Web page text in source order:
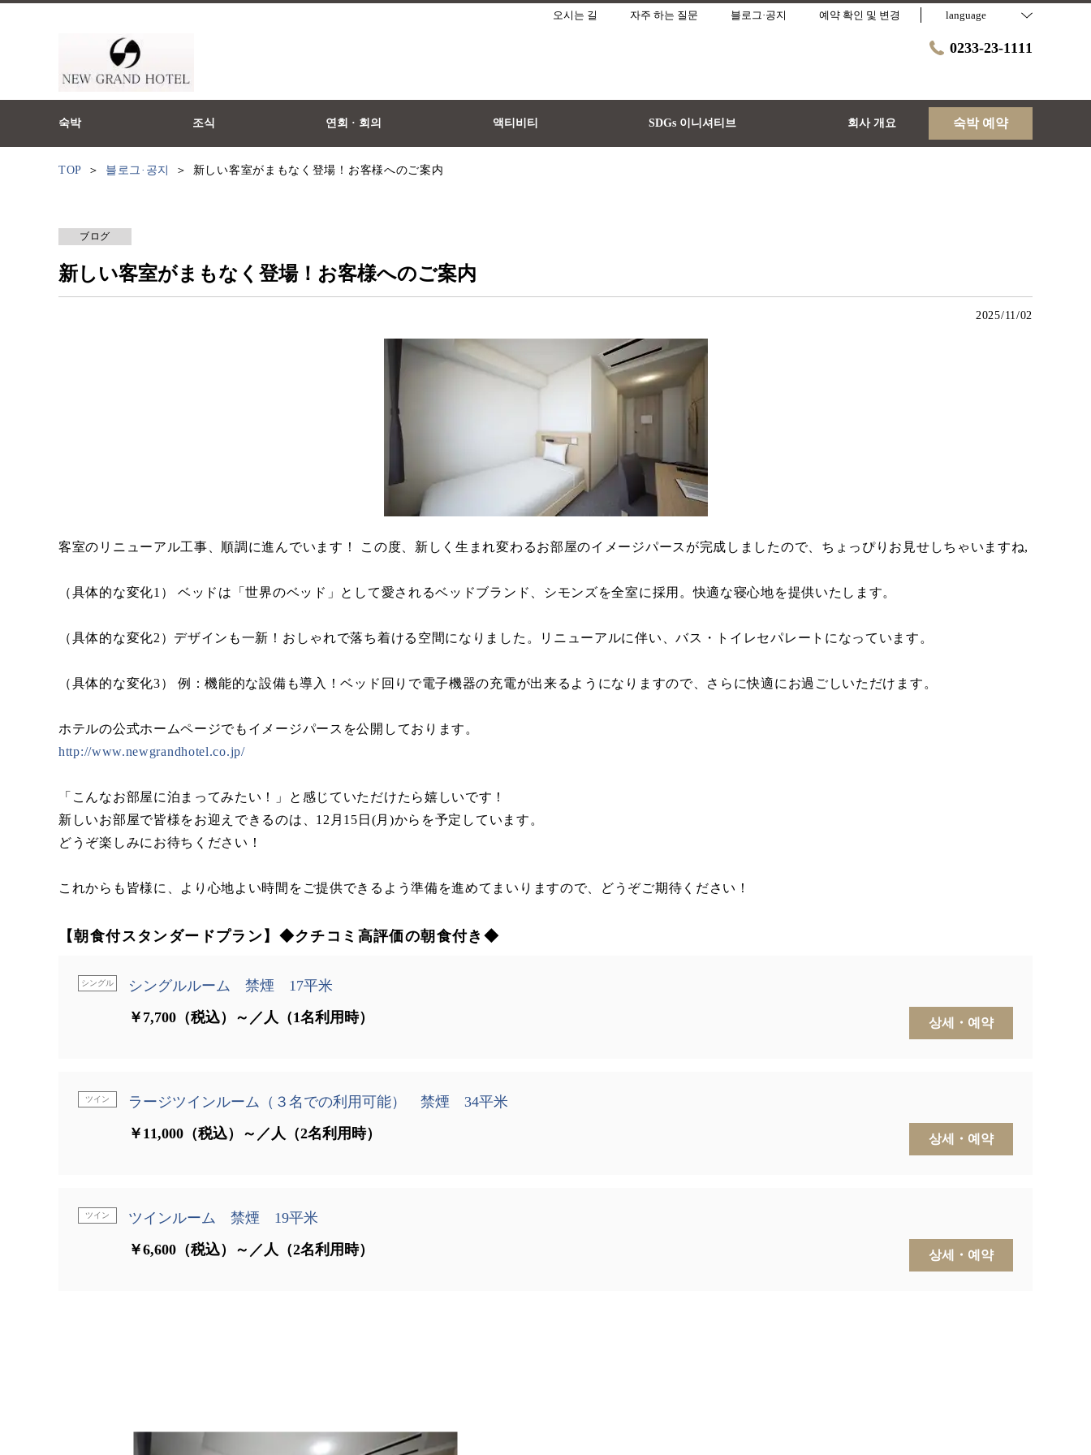
오시는 길 자주 하는 질문 블로그·공지 예약 확인 및 변경 language
0233-23-1111
숙박 조식 연회 · 회의 액티비티 SDGs 이니셔티브 회사 개요 숙박 예약
TOP 블로그·공지 新しい客室がまもなく登場！お客様へのご案内
ブログ
新しい客室がまもなく登場！お客様へのご案内
2025/11/02
客室のリニューアル工事、順調に進んでいます！ この度、新しく生まれ変わるお部屋のイメージパースが完成しましたので、ちょっぴりお見せしちゃいますね,
（具体的な変化1） ベッドは「世界のベッド」として愛されるベッドブランド、シモンズを全室に採用。快適な寝心地を提供いたします。
（具体的な変化2）デザインも一新！おしゃれで落ち着ける空間になりました。リニューアルに伴い、バス・トイレセパレートになっています。
（具体的な変化3） 例：機能的な設備も導入！ベッド回りで電子機器の充電が出来るようになりますので、さらに快適にお過ごしいただけます。
ホテルの公式ホームページでもイメージパースを公開しております。
http://www.newgrandhotel.co.jp/
「こんなお部屋に泊まってみたい！」と感じていただけたら嬉しいです！
新しいお部屋で皆様をお迎えできるのは、12月15日(月)からを予定しています。
どうぞ楽しみにお待ちください！
これからも皆様に、より心地よい時間をご提供できるよう準備を進めてまいりますので、どうぞご期待ください！
【朝食付スタンダードプラン】◆クチコミ高評価の朝食付き◆
シングル
シングルルーム 禁煙 17平米
￥7,700（税込）～／人（1名利用時）
상세・예약
ツイン
ラージツインルーム（３名での利用可能） 禁煙 34平米
￥11,000（税込）～／人（2名利用時）
상세・예약
ツイン
ツインルーム 禁煙 19平米
￥6,600（税込）～／人（2名利用時）
상세・예약